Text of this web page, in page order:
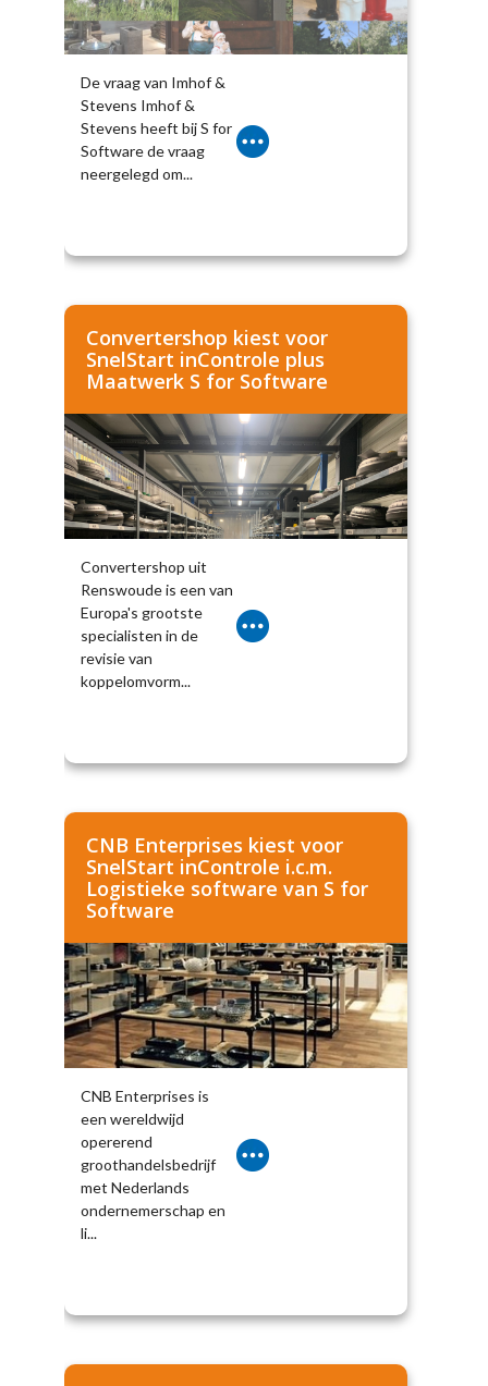
De vraag van Imhof &
Stevens Imhof &
Stevens heeft bij S for
Software de vraag
neergelegd om...
Convertershop kiest voor
SnelStart inControle plus
Maatwerk S for Software
Convertershop uit
Renswoude is een van
Europa's grootste
specialisten in de
revisie van
koppelomvorm...
CNB Enterprises kiest voor
SnelStart inControle i.c.m.
Logistieke software van S for
Software
CNB Enterprises is
een wereldwijd
opererend
groothandelsbedrijf
met Nederlands
ondernemerschap en
li...